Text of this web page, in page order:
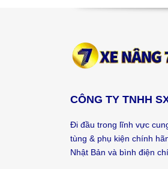
CÔNG TY TNHH
Đi đầu trong lĩnh vực
tùng & phụ kiện chính
Nhật Bản và bình điện